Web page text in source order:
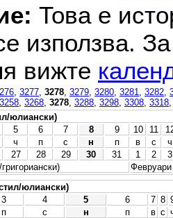
Това е
използва.
вижте
3277 3278 3279 3280 3281 3282
3258 3268 3278 3288 3298 3308 3318
юлиански)
5 6 7 8 9 10 11
ч п с н п в с
ч
27 28 29 30 31 1 2
3
Февруари
юлиански)
3 4 5 6 7 8
п с н п в с